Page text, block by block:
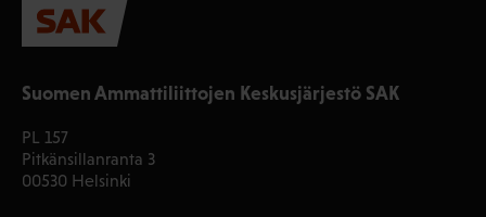
Suomen Ammattiliittojen Keskusjärjestö SAK
PL 157
Pitkänsillanranta 3
00530 Helsinki